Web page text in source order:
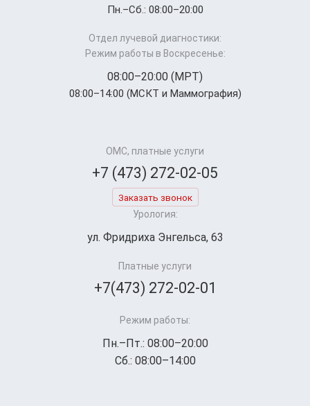
Пн.–Cб.: 08:00–20:00
Отдел лучевой диагностики:
Режим работы в Воскресенье:
08:00–20:00 (МРТ)
08:00–14:00 (МСКТ и Маммография)
ОМС, платные услуги
+7 (473) 272-02-05
Заказать звонок
Урология:
ул. Фридриха Энгельса, 63
Платные услуги
+7(473) 272-02-01
Режим работы:
Пн.–Пт.: 08:00–20:00
Сб.: 08:00–14:00